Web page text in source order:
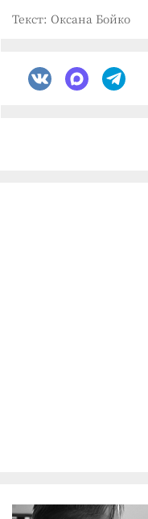
Текст: Оксана Бойко